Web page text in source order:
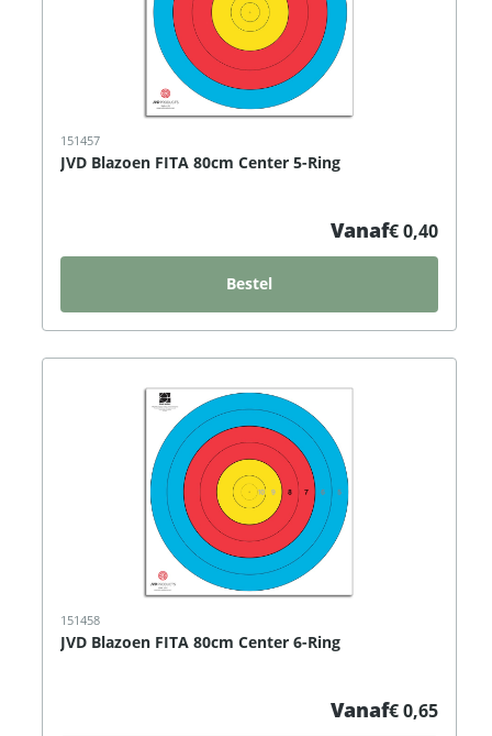
151457
JVD Blazoen FITA 80cm Center 5-Ring
Vanaf€ 0,40
Bestel
151458
JVD Blazoen FITA 80cm Center 6-Ring
Vanaf€ 0,65